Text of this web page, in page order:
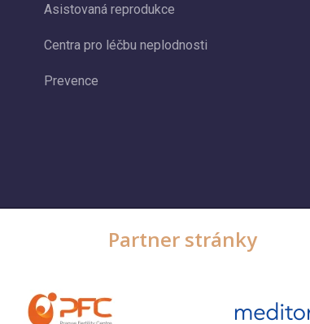
Asistovaná reprodukce
Centra pro léčbu neplodnosti
Prevence
Partner stránky